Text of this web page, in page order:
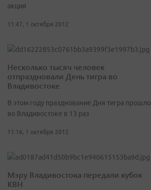
акция
11:47, 1 октября 2012
Несколько тысяч человек
отпраздновали День тигра во
Владивостоке
В этом году празднование Дня тигра прошло
во Владивостоке в 13 раз
11:16, 1 октября 2012
Мэру Владивостока передали кубок
КВН